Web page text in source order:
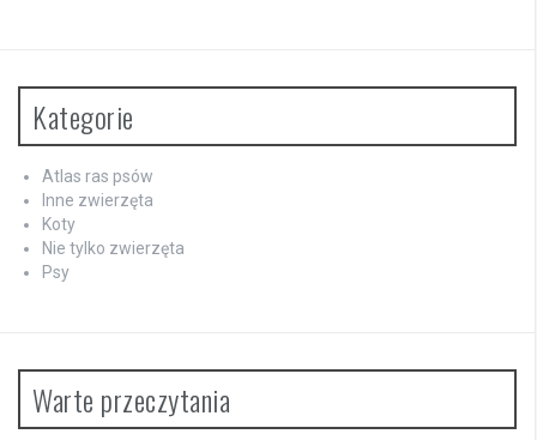
Kategorie
Atlas ras psów
Inne zwierzęta
Koty
Nie tylko zwierzęta
Psy
Warte przeczytania